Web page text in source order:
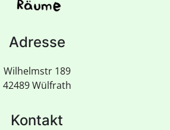
Adresse
Wilhelmstr 189
42489 Wülfrath
Kontakt